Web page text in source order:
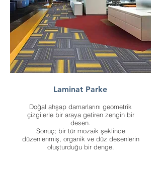
Laminat Parke
Doğal ahşap damarlarını geometrik
çizgilerle bir araya getiren zengin bir
desen.
Sonuç; bir tür mozaik şeklinde
düzenlenmiş, organik ve düz desenlerin
oluşturduğu bir denge.